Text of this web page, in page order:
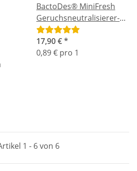
BactoDes® MiniFresh
Geruchsneutralisierer-
Säckchen 20 Stück
17,90 €*
0,89 € pro 1
1 - 6 von 6